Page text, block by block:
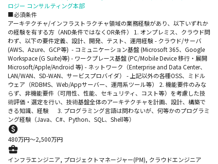
ロジー コンサルティング本部
■必須条件
アーキテクチャ/インフラストラクチャ領域の業務経験があり、以下いずれか
の経験を有する方（AND条件ではなくOR条件） 1. オンプレミス、クラウド問
わず、以下の要件定義、設計、開発、テスト、運用経験 - クラウド/サーバ
(AWS、Azure、GCP等) - コミュニケーション基盤 (Microsoft 365、Google
Workspace (G Suite)等) - ワークプレース基盤 (PC/Mobile Device 移行・展開
Microsoft/Apple/Android 等) - ネットワーク（Enterprise and Data Center、
LAN/WAN、SD-WAN、サービスプロバイダ） - 上記以外の各種OSS、ミドル
ウェア（RDBMS、Web/Appサーバー、運用系ツール等） 2. 機能要件のみな
らず、非機能要件（可用性、性能、セキュリティ、コスト等）を考慮した技
術評価・選定を行い、技術基盤全体のアーキテクチャを計画、設計、構築で
きる知識、経験 3. プログラミング言語は問わないが、何等かのプログラミ
ング経験（Java、C#、Python、SQL、Shell等）
480万円〜2,500万円
インフラエンジニア, プロジェクトマネージャー(PM), クラウドエンジニア